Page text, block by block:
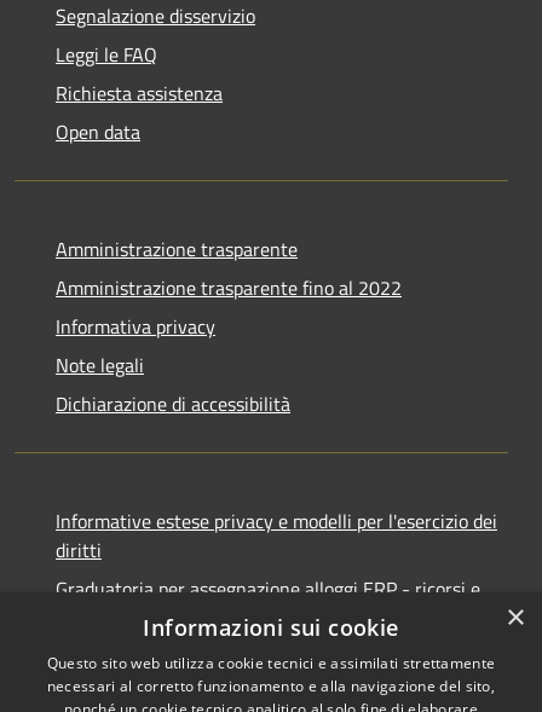
Segnalazione disservizio
Leggi le FAQ
Richiesta assistenza
Open data
Amministrazione trasparente
Amministrazione trasparente fino al 2022
Informativa privacy
Note legali
Dichiarazione di accessibilità
Informative estese privacy e modelli per l'esercizio dei
diritti
Graduatoria per assegnazione alloggi ERP - ricorsi e
×
Informazioni sui cookie
Questo sito web utilizza cookie tecnici e assimilati strettamente
necessari al corretto funzionamento e alla navigazione del sito,